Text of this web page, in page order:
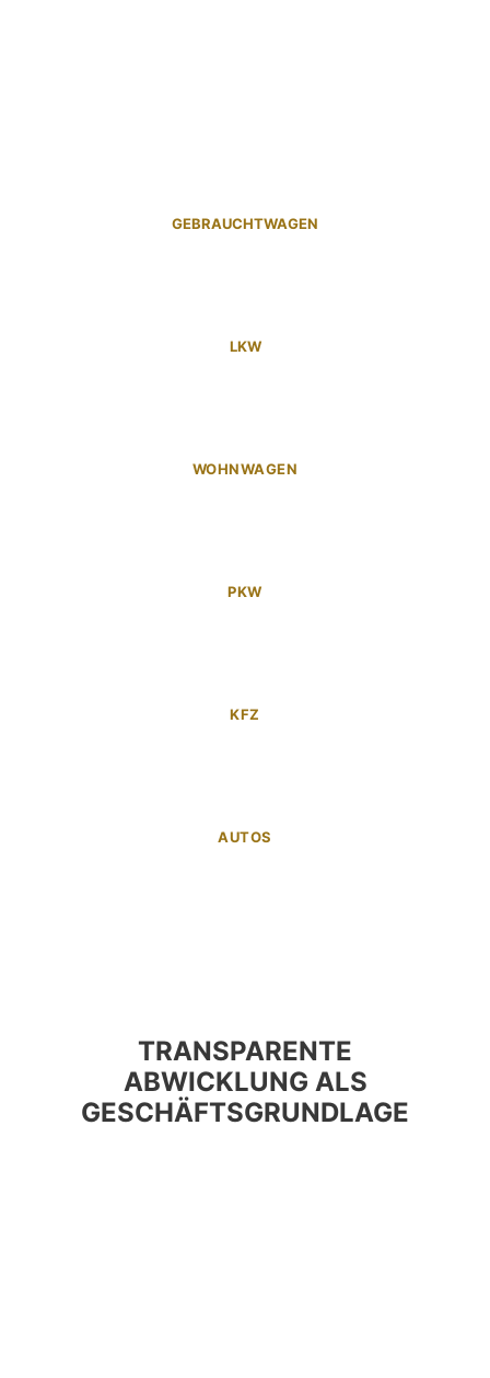
GEBRAUCHTWAGEN
LKW
WOHNWAGEN
PKW
KFZ
AUTOS
TRANSPARENTE
ABWICKLUNG ALS
GESCHÄFTSGRUNDLAGE